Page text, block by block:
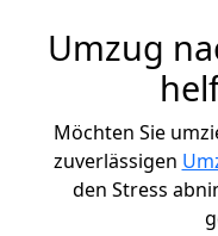
Umzug
Möchten Sie
zuverlässigen
den Stress